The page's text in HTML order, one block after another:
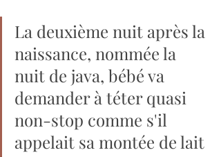
La deuxième nuit après la
naissance, nommée la
nuit de java, bébé va
demander à téter quasi
non-stop comme s'il
appelait sa montée de lait